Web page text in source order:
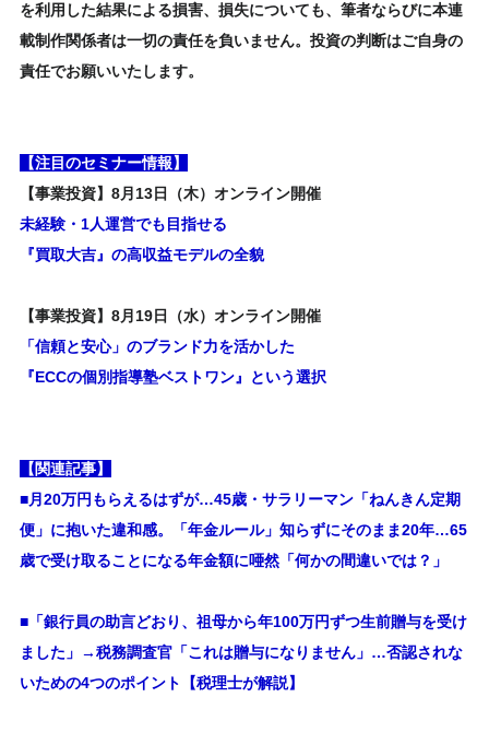
を利用した結果による損害、損失についても、筆者ならびに本連
載制作関係者は一切の責任を負いません。投資の判断はご自身の
責任でお願いいたします。
【注目のセミナー情報】
【事業投資】8月13日（木）オンライン開催
未経験・1人運営でも目指せる
『買取大吉』の高収益モデルの全貌
【事業投資】8月19日（水）オンライン開催
「信頼と安心」のブランド力を活かした
『ECCの個別指導塾ベストワン』という選択
【関連記事】
■月20万円もらえるはずが…45歳・サラリーマン「ねんきん定期
便」に抱いた違和感。「年金ルール」知らずにそのまま20年…65
歳で受け取ることになる年金額に唖然「何かの間違いでは？」
■ 「銀行員の助言どおり、祖母から年100万円ずつ生前贈与を受け
ました」→税務調査官「これは贈与になりません」…否認されな
いための4つのポイント【税理士が解説】